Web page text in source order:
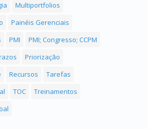
Multiportfolios
Painéis Gerenciais
PMI
PMI; Congresso; CCPM
Priorização
Recursos
Tarefas
TOC
Treinamentos